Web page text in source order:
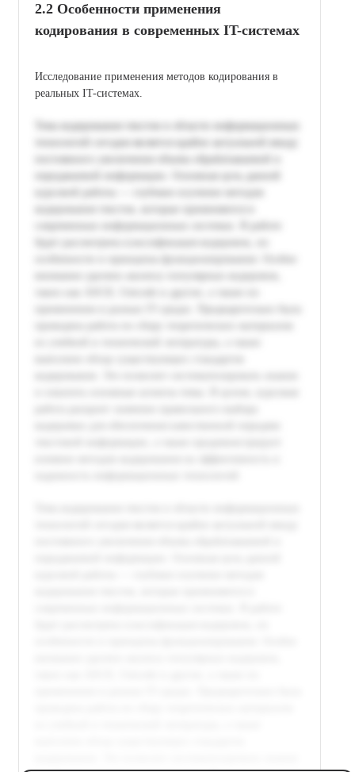
2.2 Особенности применения
кодирования в современных IT-системах
Исследование применения методов кодирования в
реальных IT-системах.